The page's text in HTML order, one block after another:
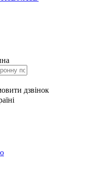
дзвінок